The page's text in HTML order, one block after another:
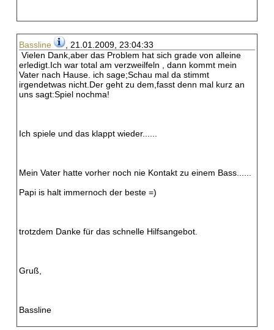
Bassline
, 21.01.2009, 23:04:33
Vielen Dank,aber das Problem hat sich grade von alleine
erledigt.Ich war total am verzweilfeln , dann kommt mein
Vater nach Hause. ich sage;Schau mal da stimmt
irgendetwas nicht.Der geht zu dem,fasst denn mal kurz an
uns sagt:Spiel nochma!
Ich spiele und das klappt wieder......
Mein Vater hatte vorher noch nie Kontakt zu einem Bass......
Papi is halt immernoch der beste =)
trotzdem Danke für das schnelle Hilfsangebot.
Gruß,
Bassline